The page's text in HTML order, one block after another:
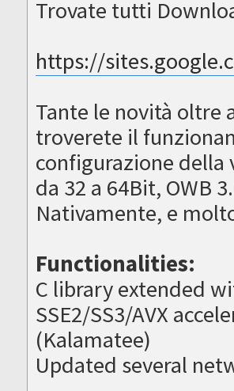
Trovate tutti
https://
Tante le novità oltre
troverete il
configurazione
da 32 a 64Bit, OWB
Nativamente, e
Functionalities:
C library extended
SSE2/SS3/AVX
(Kalamatee)
Updated several